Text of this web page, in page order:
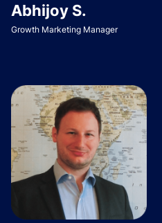
Abhijoy S.
Growth Marketing Manager